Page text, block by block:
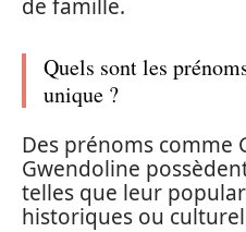
de famille.
Quels sont les
unique ?
Des prénoms comme
Gwendoline
telles que leur
historiques ou